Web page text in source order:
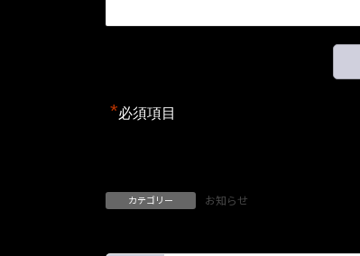
*必須項目
カテゴリー お知らせ